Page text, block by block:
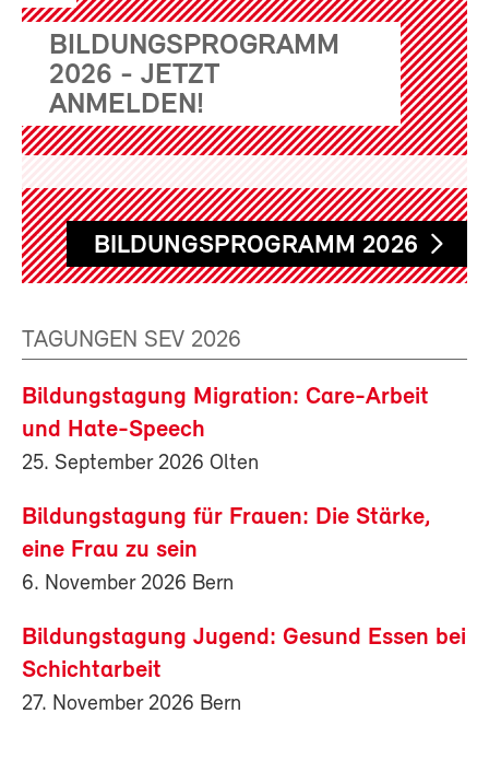
BILDUNGSPROGRAMM
2026 - JETZT
ANMELDEN!
BILDUNGSPROGRAMM 2026
TAGUNGEN SEV 2026
Bildungstagung Migration: Care-Arbeit
und Hate-Speech
25. September 2026 Olten
Bildungstagung für Frauen: Die Stärke,
eine Frau zu sein
6. November 2026 Bern
Bildungstagung Jugend: Gesund Essen bei
Schichtarbeit
27. November 2026 Bern